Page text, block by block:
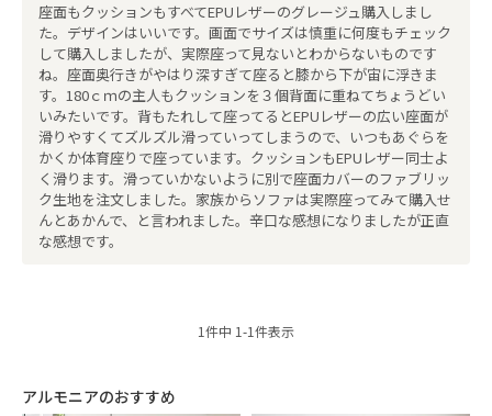
座面もクッションもすべてEPUレザーのグレージュ購入しまし
た。デザインはいいです。画面でサイズは慎重に何度もチェック
して購入しましたが、実際座って見ないとわからないものです
ね。座面奥行きがやはり深すぎて座ると膝から下が宙に浮きま
す。180ｃｍの主人もクッションを３個背面に重ねてちょうどい
いみたいです。背もたれして座ってるとEPUレザーの広い座面が
滑りやすくてズルズル滑っていってしまうので、いつもあぐらを
かくか体育座りで座っています。クッションもEPUレザー同士よ
く滑ります。滑っていかないように別で座面カバーのファブリッ
ク生地を注文しました。家族からソファは実際座ってみて購入せ
んとあかんで、と言われました。辛口な感想になりましたが正直
な感想です。
1件中 1-1件表示
アルモニアのおすすめ